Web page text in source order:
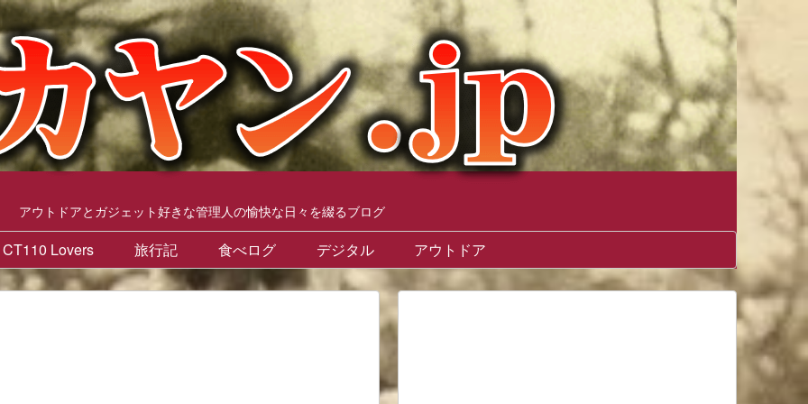
アウトドアとガジェット好きな管理人の愉快な日々を綴るブログ
CT110 Lovers 旅行記 食べログ デジタル アウトドア